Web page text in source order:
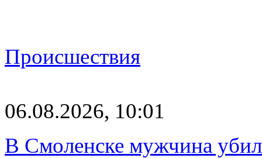
Происшествия
06.08.2026, 10:01
В Смоленске мужчина